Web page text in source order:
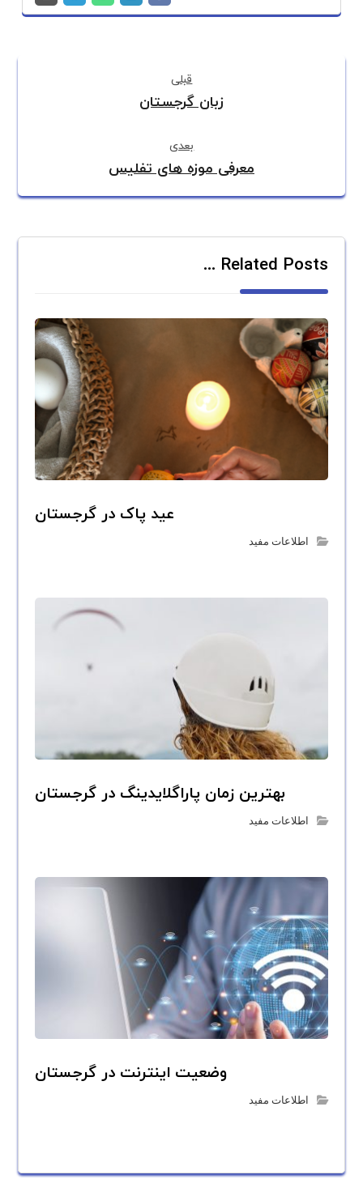
قبلی
زبان گرجستان
بعدی
معرفی موزه های تفلیس
Related Posts ...
عید پاک در گرجستان
اطلاعات مفید
بهترین زمان پاراگلایدینگ در گرجستان
اطلاعات مفید
وضعیت اینترنت در گرجستان
اطلاعات مفید